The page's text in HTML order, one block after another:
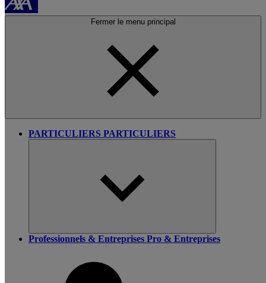
Fermer le menu principal
PARTICULIERS PARTICULIERS
Professionnels & Entreprises Pro & Entreprises